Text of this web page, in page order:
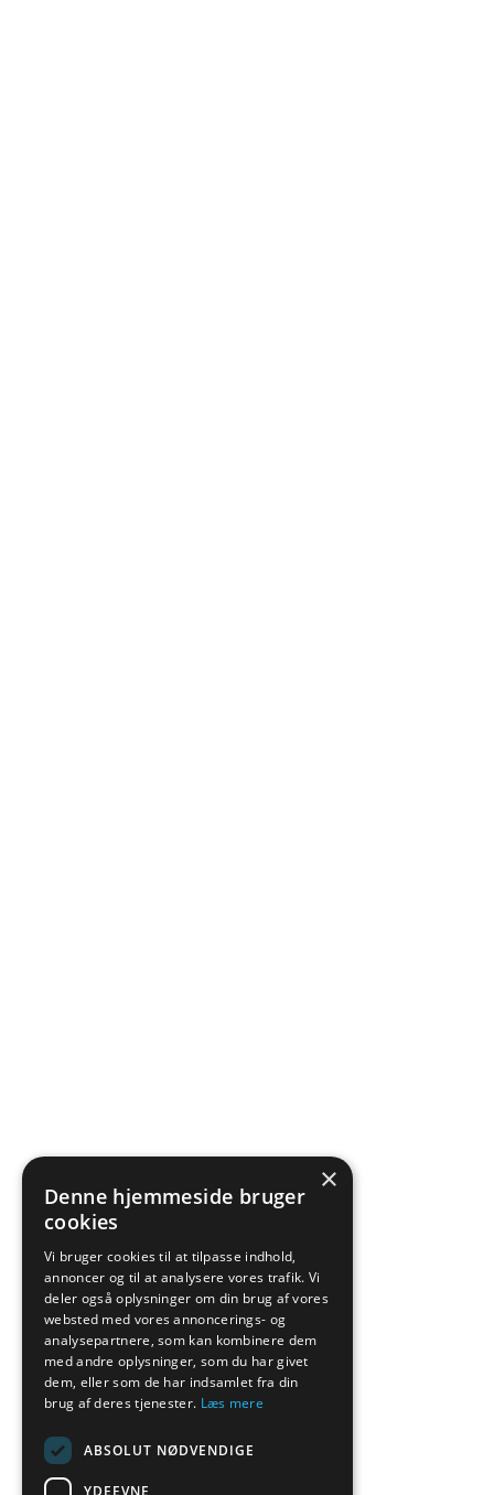
×
Denne hjemmeside bruger
cookies
Vi bruger cookies til at tilpasse indhold,
annoncer og til at analysere vores trafik. Vi
deler også oplysninger om din brug af vores
websted med vores annoncerings- og
analysepartnere, som kan kombinere dem
med andre oplysninger, som du har givet
dem, eller som de har indsamlet fra din
brug af deres tjenester. Læs mere
ABSOLUT NØDVENDIGE
YDEEVNE